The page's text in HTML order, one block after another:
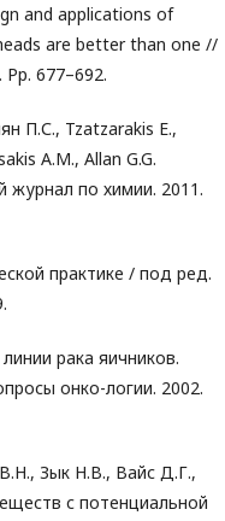
and applications of
are better than one //
Pp. 677–692.
П.С., Tzatzarakis E.,
A.M., Allan G.G.
по химии. 2011.
практике / под ред.
рака яичников.
онко-логии. 2002.
Зык Н.В., Вайс Д.Г.,
с потенциальной